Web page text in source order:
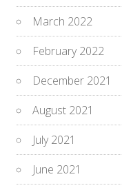
March 2022
February 2022
December 2021
August 2021
July 2021
June 2021